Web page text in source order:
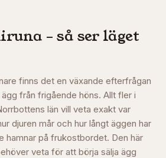
– så ser läget
finns det en växande efterfrågan
från frigående höns. Allt fler i
län vill veta exakt var
djuren mår och hur långt äggen har
hamnar på frukostbordet. Den här
veta för att börja sälja ägg